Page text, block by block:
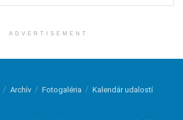
ADVERTISEMENT
Archív Fotogaléria Kalendár udalostí